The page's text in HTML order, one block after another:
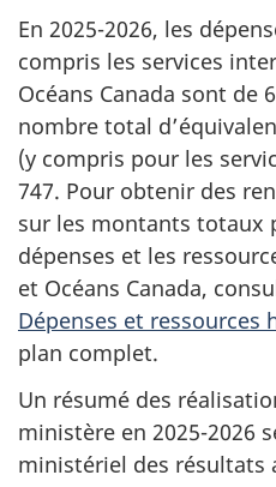
En 2025-2026, les
compris les services
Océans Canada sont de
nombre total
(y compris pour les
747. Pour obtenir des
sur les montants totaux
dépenses et les
et Océans Canada,
Dépenses et ressources
plan complet.
Un résumé des
ministère en 2025-2026
ministériel des résultats